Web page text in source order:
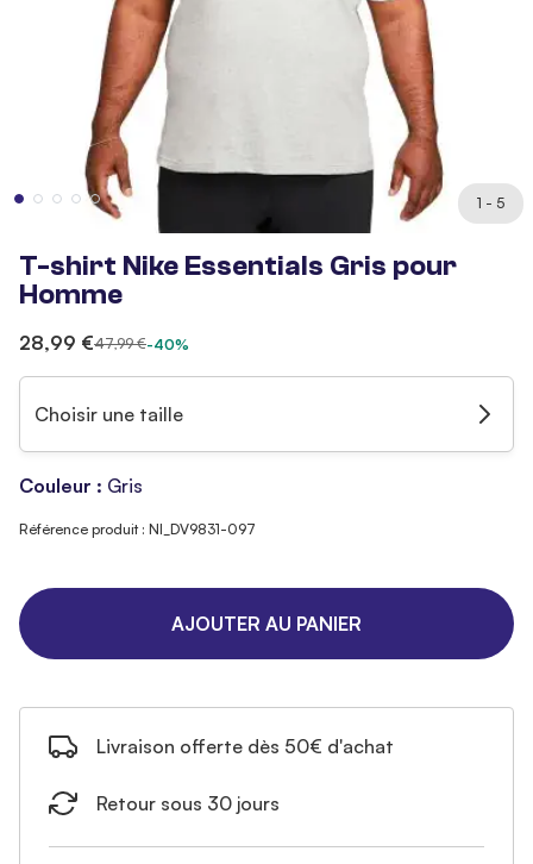
1 - 5
T-shirt Nike Essentials Gris pour
Homme
28,99 €47,99 €-40%
Choisir une taille
Couleur : Gris
Référence produit : NI_DV9831-097
AJOUTER AU PANIER
Livraison offerte dès 50€ d'achat
Retour sous 30 jours